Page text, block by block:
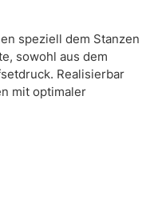
speziell dem Stanzen
sowohl aus dem
Realisierbar
mit optimaler